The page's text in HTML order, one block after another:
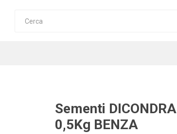
Benza Bottos
Sementi DICONDRA
0,5Kg BENZA